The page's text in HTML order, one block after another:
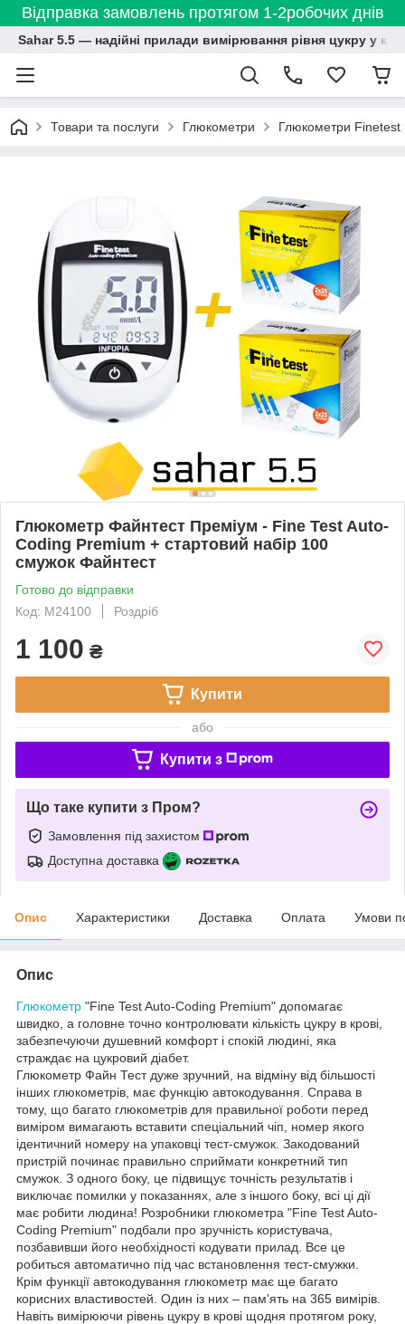
Відправка замовлень протягом 1-2робочих днів
Sahar 5.5 — надійні прилади вимірювання рівня цукру у
Товари та послуги Глюкометри Глюкометри Finetest
Глюкометр Файнтест Преміум - Fine Test Auto-
Coding Premium + стартовий набір 100
смужок Файнтест
Готово до відправки
Код: M24100
Роздріб
1 100 ₴
Купити
або
Купити з
Що таке купити з Пром?
Замовлення під захистом
Доступна доставка
Опис Характеристики Доставка Оплата Умови
Опис
Глюкометр "Fine Test Auto-Coding Premium" допомагає
швидко, а головне точно контролювати кількість цукру в крові,
забезпечуючи душевний комфорт і спокій людині, яка
страждає на цукровий діабет.
Глюкометр Файн Тест дуже зручний, на відміну від більшості
інших глюкометрів, має функцію автокодування. Справа в
тому, що багато глюкометрів для правильної роботи перед
виміром вимагають вставити спеціальний чіп, номер якого
ідентичний номеру на упаковці тест-смужок. Закодований
пристрій починає правильно сприймати конкретний тип
смужок. З одного боку, це підвищує точність результатів і
виключає помилки у показаннях, але з іншого боку, всі ці дії
має робити людина! Розробники глюкометра "Fine Test Auto-
Coding Premium" подбали про зручність користувача,
позбавивши його необхідності кодувати прилад. Все це
робиться автоматично під час встановлення тест-смужки.
Крім функції автокодування глюкометр має ще багато
корисних властивостей. Один із них – пам'ять на 365 вимірів.
Навіть вимірюючи рівень цукру в крові щодня протягом року,